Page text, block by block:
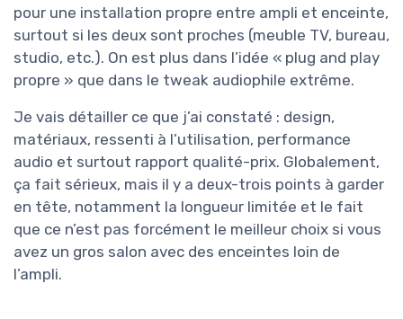
pour une installation propre entre ampli et enceinte,
surtout si les deux sont proches (meuble TV, bureau,
studio, etc.). On est plus dans l’idée « plug and play
propre » que dans le tweak audiophile extrême.
Je vais détailler ce que j’ai constaté : design,
matériaux, ressenti à l’utilisation, performance
audio et surtout rapport qualité-prix. Globalement,
ça fait sérieux, mais il y a deux-trois points à garder
en tête, notamment la longueur limitée et le fait
que ce n’est pas forcément le meilleur choix si vous
avez un gros salon avec des enceintes loin de
l’ampli.